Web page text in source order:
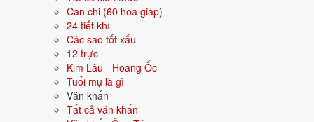
Can chi (60 hoa giáp)
24 tiết khí
Các sao tốt xấu
12 trực
Kim Lâu - Hoang Ốc
Tuổi mụ là gì
Văn khấn
Tất cả văn khấn
Đỏ Hồng
Hướng hợp Nam
Hành tương sinh Mộc (Mộc sinh Hỏa); Thổ (Hỏa sinh Thổ)
Hành tương khắc
Kim)